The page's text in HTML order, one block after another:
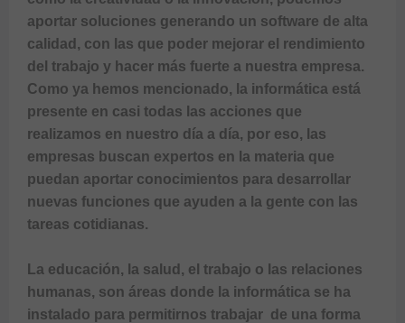
aportar soluciones generando un software de alta
calidad, con las que poder mejorar el rendimiento
del trabajo y hacer más fuerte a nuestra empresa.
Como ya hemos mencionado, la informática está
presente en casi todas las acciones que
realizamos en nuestro día a día, por eso, las
empresas buscan expertos en la materia que
puedan aportar conocimientos para desarrollar
nuevas funciones que ayuden a la gente con las
tareas cotidianas.
La educación, la salud, el trabajo o las relaciones
humanas, son áreas donde la informática se ha
instalado para permitirnos trabajar  de una forma